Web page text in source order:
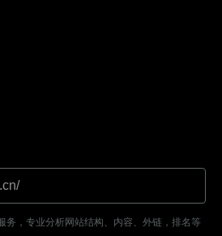
务，专业分析网站结构、内容、外链，排名等